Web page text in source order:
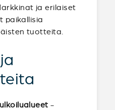
ja erilaiset
paikallisia
tuotteita.
-